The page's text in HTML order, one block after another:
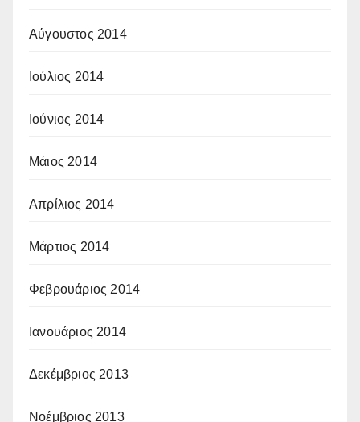
Αύγουστος 2014
Ιούλιος 2014
Ιούνιος 2014
Μάιος 2014
Απρίλιος 2014
Μάρτιος 2014
Φεβρουάριος 2014
Ιανουάριος 2014
Δεκέμβριος 2013
Νοέμβριος 2013